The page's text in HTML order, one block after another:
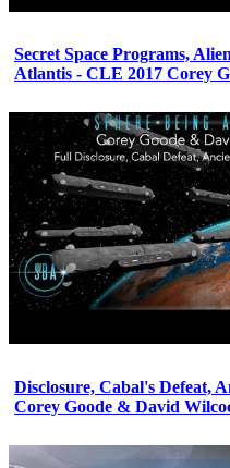
Secret Space Programs,
Atlantis - CLE 2017 Corey
Disclosure, Cabal's Defeat,
Corey Goode & David